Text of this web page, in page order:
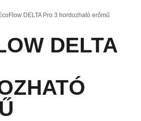
DELTA Pro 3 hordozható erőmű
DELTA